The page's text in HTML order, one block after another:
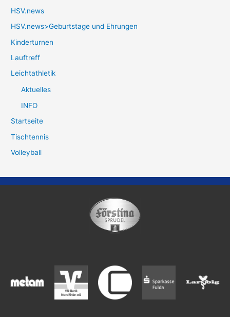
HSV.news
HSV.news>Geburtstage und Ehrungen
Kinderturnen
Lauftreff
Leichtathletik
Aktuelles
INFO
Startseite
Tischtennis
Volleyball